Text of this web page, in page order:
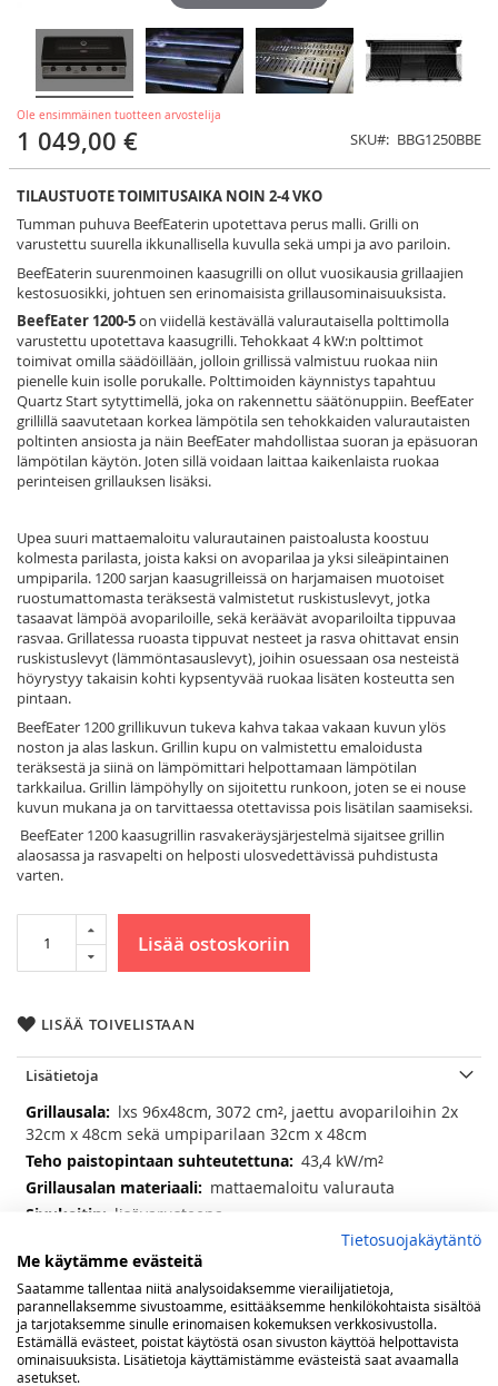
Ole ensimmäinen tuotteen arvostelija
1 049,00 € SKU BBG1250BBE
TILAUSTUOTE TOIMITUSAIKA NOIN 2-4 VKO
Tumman puhuva BeefEaterin upotettava perus malli. Grilli on
varustettu suurella ikkunallisella kuvulla sekä umpi ja avo pariloin.
BeefEaterin suurenmoinen kaasugrilli on ollut vuosikausia grillaajien
kestosuosikki, johtuen sen erinomaisista grillausominaisuuksista.
BeefEater 1200-5on viidellä kestävällä valurautaisella polttimolla
varustettu upotettava kaasugrilli. Tehokkaat 4 kW:n polttimot
toimivat omilla säädöillään, jolloin grillissä valmistuu ruokaa niin
pienelle kuin isolle porukalle. Polttimoiden käynnistys tapahtuu
Quartz Start sytyttimellä, joka on rakennettu säätönuppiin. BeefEater
grillillä saavutetaan korkea lämpötila sen tehokkaiden valurautaisten
poltinten ansiosta ja näin BeefEater mahdollistaa suoran ja epäsuoran
lämpötilan käytön. Joten sillä voidaan laittaa kaikenlaista ruokaa
perinteisen grillauksen lisäksi.
Upea suuri mattaemaloitu valurautainen paistoalusta koostuu
kolmesta parilasta, joista kaksi on avoparilaa ja yksi sileäpintainen
umpiparila. 1200 sarjan kaasugrilleissä on harjamaisen muotoiset
ruostumattomasta teräksestä valmistetut ruskistuslevyt, jotka
tasaavat lämpöä avopariloille, sekä keräävät avopariloilta tippuvaa
rasvaa. Grillatessa ruoasta tippuvat nesteet ja rasva ohittavat ensin
ruskistuslevyt (lämmöntasauslevyt), joihin osuessaan osa nesteistä
höyrystyy takaisin kohti kypsentyvää ruokaa lisäten kosteutta sen
pintaan.
BeefEater 1200 grillikuvun tukeva kahva takaa vakaan kuvun ylös
noston ja alas laskun. Grillin kupu on valmistettu emaloidusta
teräksestä ja siinä on lämpömittari helpottamaan lämpötilan
tarkkailua. Grillin lämpöhylly on sijoitettu runkoon, joten se ei nouse
kuvun mukana ja on tarvittaessa otettavissa pois lisätilan saamiseksi.
BeefEater 1200 kaasugrillin rasvakeräysjärjestelmä sijaitsee grillin
alaosassa ja rasvapelti on helposti ulosvedettävissä puhdistusta
varten.
Lisää ostoskoriin
LISÄÄ TOIVELISTAAN
Lisätietoja
Lisätietoja
lxs 96x48cm, 3072 cm², jaettu avopariloihin 2x
32cm x 48cm sekä umpiparilaan 32cm x 48cm
43,4 kW/m²
mattaemaloitu valurauta
lisävarusteena
on
58
1 kpl
(lxsxk) 101x57x50 cm
Tietosuojakäytäntö
Me käytämme evästeitä
Saatamme tallentaa niitä analysoidaksemme vierailijatietoja,
parannellaksemme sivustoamme, esittääksemme henkilökohtaista sisältöä
ja tarjotaksemme sinulle erinomaisen kokemuksen verkkosivustolla.
Estämällä evästeet, poistat käytöstä osan sivuston käyttöä helpottavista
ominaisuuksista. Lisätietoja käyttämistämme evästeistä saat avaamalla
asetukset.